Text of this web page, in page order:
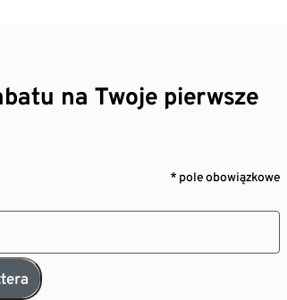
na Twoje pierwsze
* pole obowiązkowe